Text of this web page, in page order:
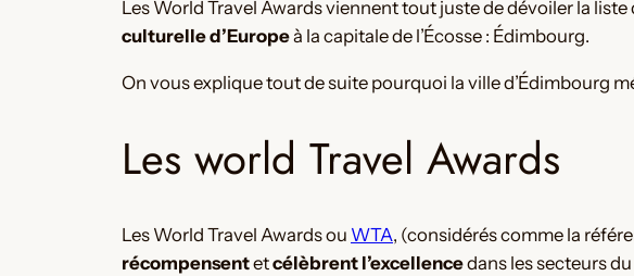
Les World Travel Awards viennent tout juste de dévoiler la
culturelle d’Europeà la capitale de l’Écosse : Édimbourg.
On vous explique tout de suite pourquoi la ville d’Édimbourg
Les world Travel Awards
Les World Travel Awards ou WTA, (considérés comme la
récompensentetcélèbrent l’excellencedans les secteurs du